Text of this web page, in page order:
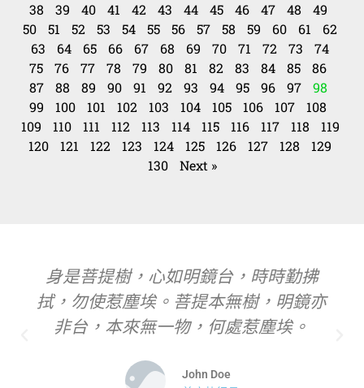
38
39 40 41 42 43 44 45 46 47 48
49
50
51 52 53 54 55 56 57 58 59 60 61
62
63
64 65 66 67 68 69 70 71 72 73
74
75
76 77 78 79 80 81 82 83 84 85
86
87
88 89 90 91 92 93 94 95 96 97
98
99
100 101 102 103 104 105 106 107
108
109
110 111 112 113 114 115 116 117 118
119
120
121 122 123 124 125 126 127 128
129
130
Next »
身是菩提樹，心如明鏡台，時時勤拂
拭，勿使惹塵埃。菩提本無樹，明鏡亦
非台，本來無一物，何處惹塵埃。
John Doe